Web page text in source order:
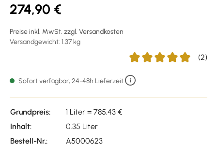
274,90 €
Preise inkl. MwSt. zzgl. Versandkosten
Versandgewicht: 1.37 kg
(2)
Sofort verfügbar, 24-48h Lieferzeit
Grundpreis:
1 Liter = 785,43 €
Inhalt:
0.35 Liter
Bestell-Nr.:
A5000623